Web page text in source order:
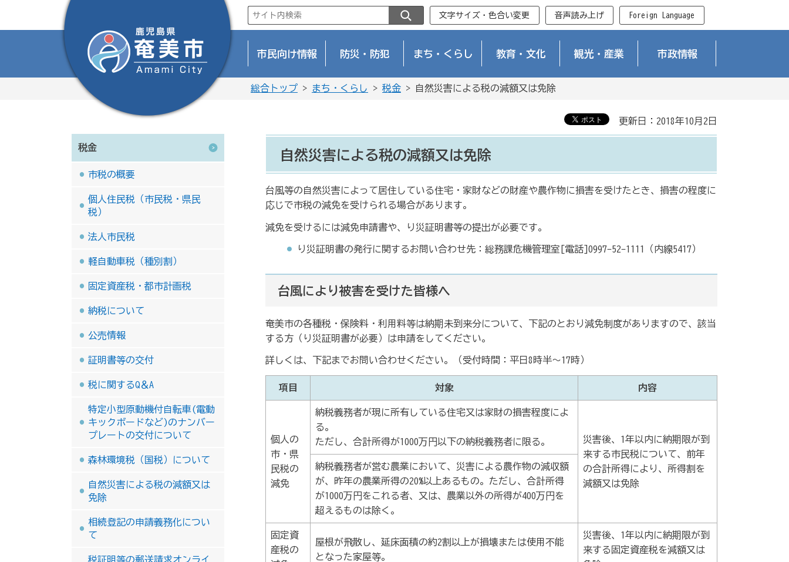
文字サイズ・色合い変更 音声読み上げ Foreign Language
市民向け情報 防災・防犯 まち・くらし 教育・文化 観光・産業 市政情報
総合トップ > まち・くらし > 税金 > 自然災害による税の減額又は免除
税金
市税の概要
個人住民税（市民税・県民
税）
法人市民税
軽自動車税（種別割）
固定資産税・都市計画税
納税について
公売情報
証明書等の交付
税に関するQ＆A
特定小型原動機付自転車(電動
キックボードなど)のナンバー
プレートの交付について
森林環境税（国税）について
自然災害による税の減額又は
免除
相続登記の申請義務化につい
て
税証明等の郵送請求オンライ
更新日：2018年10月2日
自然災害による税の減額又は免除
台風等の自然災害によって居住している住宅・家財などの財産や農作物に損害を受けたとき、損害の程度に
応じで市税の減免を受けられる場合があります。
減免を受けるには減免申請書や、り災証明書等の提出が必要です。
り災証明書の発行に関するお問い合わせ先：総務課危機管理室[電話]0997-52-1111（内線5417）
台風により被害を受けた皆様へ
奄美市の各種税・保険料・利用料等は納期未到来分について、下記のとおり減免制度がありますので、該当
する方（り災証明書が必要）は申請をしてください。
詳しくは、下記までお問い合わせください。（受付時間：平日8時半～17時）
項目 対象 内容
個人の
市・県
民税の
減免
納税義務者が現に所有している住宅又は家財の損害程度によ
る。
ただし、合計所得が1000万円以下の納税義務者に限る。
災害後、1年以内に納期限が到
来する市民税について、前年
の合計所得により、所得割を
減額又は免除
納税義務者が営む農業において、災害による農作物の減収額
が、昨年の農業所得の20%以上あるもの。ただし、合計所得
が1000万円をこれる者、又は、農業以外の所得が400万円を
超えるものは除く。
固定資
産税の
屋根が飛散し、延床面積の約2割以上が損壊または使用不能
となった家屋等。
災害後、1年以内に納期限が到
来する固定資産税を減額又は